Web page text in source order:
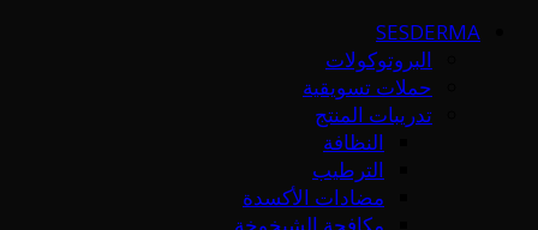
SESDERMA
البروتوكولات
حملات تسويقية
تدريبات المنتج
النظافة
الترطيب
مضادات الأكسدة